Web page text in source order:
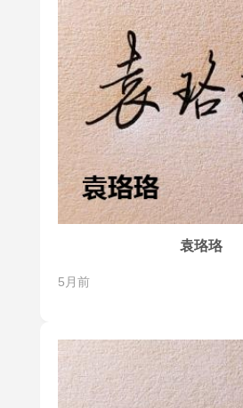
袁珞珞
5月前